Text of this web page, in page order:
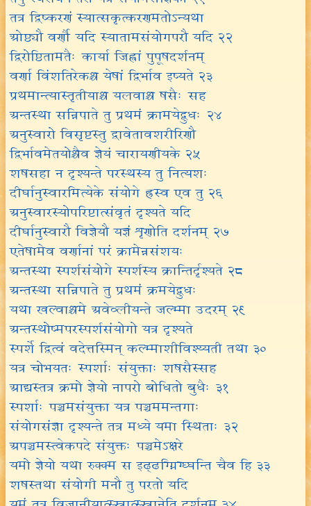
तत्र द्विष्करणं स्यात्सकृत्करणमतोऽन्यथा
ओष्ठ्यौ वर्णौ यदि स्यातामसंयोगपरौ यदि २२
द्विरोष्ठितामतैः कार्या जिह्वां पुपूषदर्शनम्
वर्णा विंशतिरेकश्च येषां द्विर्भाव इष्यते २३
प्रथमान्त्यास्तृतीयाश्च यलवाश्च षसैः सह
अन्तस्था सन्निपाते तु प्रथमं क्रामयेद्बुधः २४
अनुस्वारो विसृष्टस्तु द्वावेतावशरीरिणौ
द्विर्भावमेतयोश्चैव ज्ञेयं चारायणीयके २५
शषसहा न दृश्यन्ते परस्थस्य तु नित्यशः
दीर्घानुस्वारमित्येके संयोगे ह्रस्व एव तु २६
अनुस्वारस्योपरिष्टात्संवृतं दृश्यते यदि
दीर्घानुस्वारौ विज्ञेयौ यज्ञं शृणोति दर्शनम् २७
एतेषामेव वर्णानां परं क्रामेन्नसंशयः
अन्तस्था स्पर्शसंयोगे स्पर्शस्य क्रान्तिर्दृश्यते २८
अन्तस्था सन्निपाते तु प्रथमं क्रमयेद्बुधः
यथा खल्वाश्चमे अवेव्लीयन्ते जल्म्मा उदरम् २९
अन्तस्थोष्मपरस्पर्शसंयोगो यत्र दृश्यते
स्पर्शे द्वित्वं वदेत्तस्मिन् कल्म्माशीविश्य्यती तथा ३०
यत्र चोभयतः स्पर्शाः संयुक्ताः शषसैस्सह
आद्यस्तत्र क्रमो ज्ञेयो नापरो बोधितो बुधैः ३१
स्पर्शाः पञ्चमसंयुक्ता यत्र पञ्चममन्तगाः
संयोगसंज्ञा दृश्यन्ते तत्र मध्ये यमा स्थिताः ३२
अपञ्चमस्त्वेकपदे संयुक्तः पञ्चमेऽक्षरे
यमो ज्ञेयो यथा रुक्क्म स इढ्ढग्ग्निग्घ्घन्ति चैव हि ३३
शषस्तथा संयोगी मनौ तु परतो यदि